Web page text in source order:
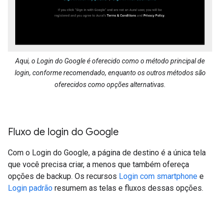
Aqui, o Login do Google é oferecido como o método principal de
login, conforme recomendado, enquanto os outros métodos são
oferecidos como opções alternativas.
Fluxo de login do Google
Com o Login do Google, a página de destino é a única tela
que você precisa criar, a menos que também ofereça
opções de backup. Os recursos Login com smartphone e
Login padrão resumem as telas e fluxos dessas opções.